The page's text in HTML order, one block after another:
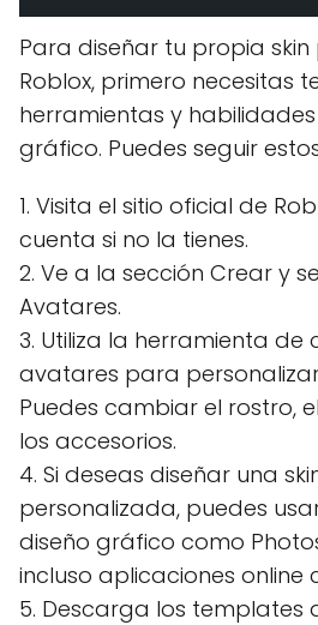
Para diseñar tu propia
Roblox, primero necesitas
herramientas y
gráfico. Puedes seguir
1. Visita el sitio oficial de
cuenta si no la tienes.
2. Ve a la sección Crear y
Avatares.
3. Utiliza la herramienta de
avatares para
Puedes cambiar el rostro,
los accesorios.
4. Si deseas diseñar una
personalizada, puedes
diseño gráfico como
incluso aplicaciones online
5. Descarga los templates